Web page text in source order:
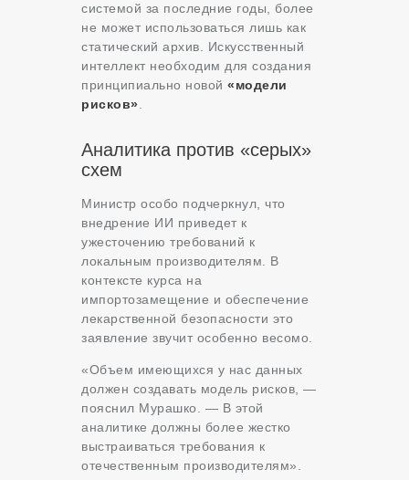
системой за последние годы, более
не может использоваться лишь как
статический архив. Искусственный
интеллект необходим для создания
принципиально новой «модели
рисков»
Аналитика против «серых»
схем
Министр особо подчеркнул, что
внедрение ИИ приведет к
ужесточению требований к
локальным производителям. В
контексте курса на
импортозамещение и обеспечение
лекарственной безопасности это
заявление звучит особенно весомо.
«Объем имеющихся у нас данных
должен создавать модель рисков, —
пояснил Мурашко. — В этой
аналитике должны более жестко
выстраиваться требования к
отечественным производителям».